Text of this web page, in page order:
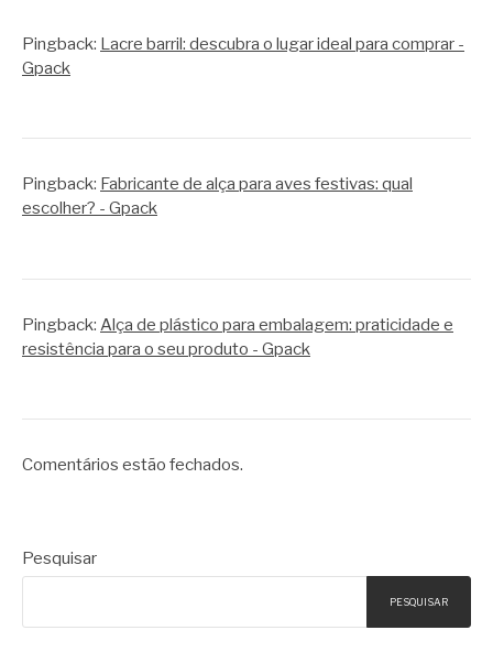
Pingback: Lacre barril: descubra o lugar ideal para comprar -
Gpack
Pingback: Fabricante de alça para aves festivas: qual
escolher? - Gpack
Pingback: Alça de plástico para embalagem: praticidade e
resistência para o seu produto - Gpack
Comentários estão fechados.
Pesquisar
PESQUISAR